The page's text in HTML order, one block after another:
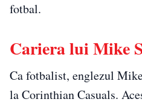
fotbal.
Cariera lui Mike
Ca fotbalist, englezul
la Corinthian Casuals.